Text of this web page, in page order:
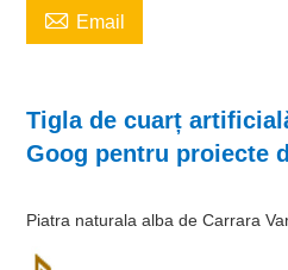
 Email
Tigla de cuarț
Goog pentru proiecte
Piatra naturala alba de Carrara